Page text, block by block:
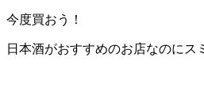
今度買おう！
日本酒がおすすめのお店なのにス